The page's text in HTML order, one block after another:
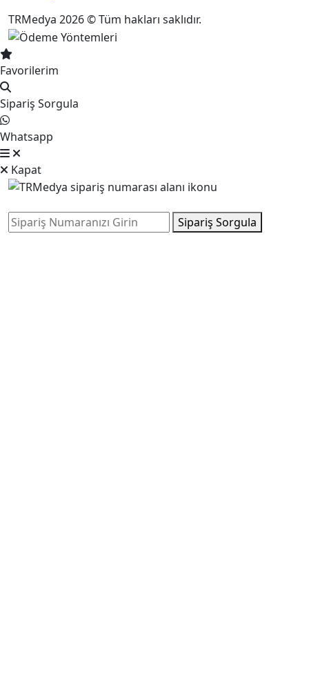
TRMedya 2026 © Tüm hakları saklıdır.
Favorilerim
Sipariş Sorgula
Whatsapp
Kapat
Sipariş Sorgula